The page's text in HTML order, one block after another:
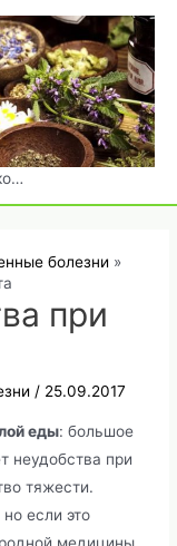
болезни
при
/ 25.09.2017
еды: большое
неудобства при
тяжести.
если это